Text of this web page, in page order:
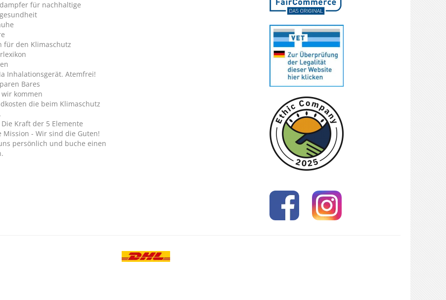
für nachhaltige
für den Klimaschutz
Inhalationsgerät. Atemfrei!
Bares
kommen
die beim Klimaschutz
Die Kraft der 5 Elemente
Mission - Wir sind die Guten!
persönlich und buche einen